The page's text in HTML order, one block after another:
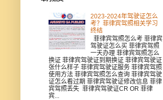
2023-2024年驾驶证怎么
考？菲律宾驾照相关学习
终结
菲律宾驾照怎么考 菲律宾
驾驶证怎么买 菲律宾驾照
一天办理 菲律宾驾照怎么
换证 菲律宾驾驶证到期换证 菲律宾驾驶证
张什么样子 菲律宾驾驶证服务 菲律宾驾照
使用方法 菲律宾驾照怎么查询 菲律宾驾驶
证怎么看过期 菲律宾驾驶证修改信息 菲律
宾驾照丢失 菲律宾驾驶证CR OR 菲律
宾...